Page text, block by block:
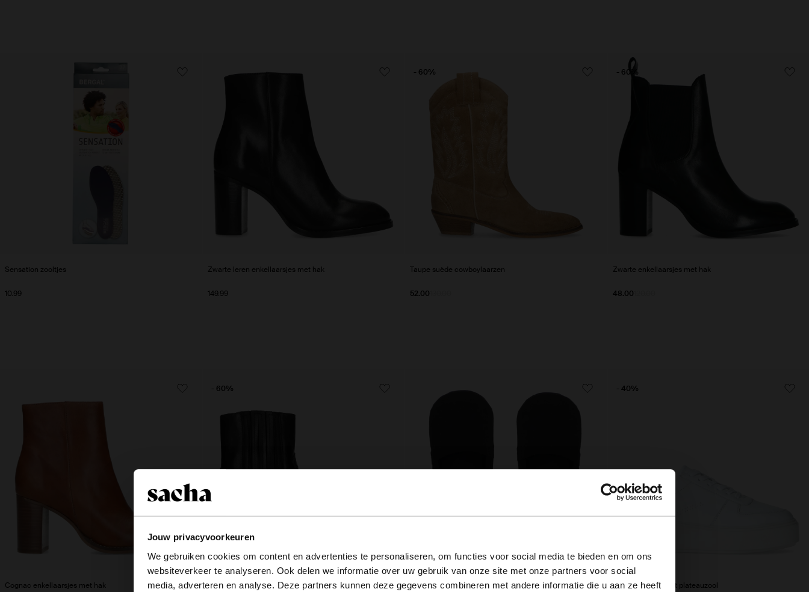
Jouw privacyvoorkeuren
We gebruiken cookies om content en advertenties te personaliseren, om functies voor social media te bieden en om ons
websiteverkeer te analyseren. Ook delen we informatie over uw gebruik van onze site met onze partners voor social
media, adverteren en analyse. Deze partners kunnen deze gegevens combineren met andere informatie die u aan ze heeft
Sensation zooltjes
10.99
Zwarte leren enkellaarsjes met hak
149.99
Taupe suède cowboylaarzen
52.00
- 60%
Zwarte enkellaarsjes met hak
48.00
- 60%
Cognac enkellaarsjes met hak Zwarte leren cowboylaarsjes met details
- 60%
Sneakersokken invisible zwart - 2 paar Witte sneakers met plateauzool
- 40%
View this website in English?
It looks like your language isn't Dutch. Would you like to